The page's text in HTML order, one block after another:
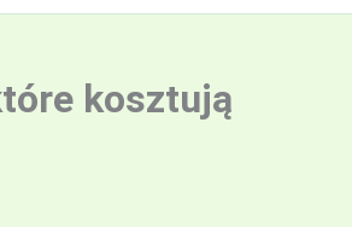
kosztują